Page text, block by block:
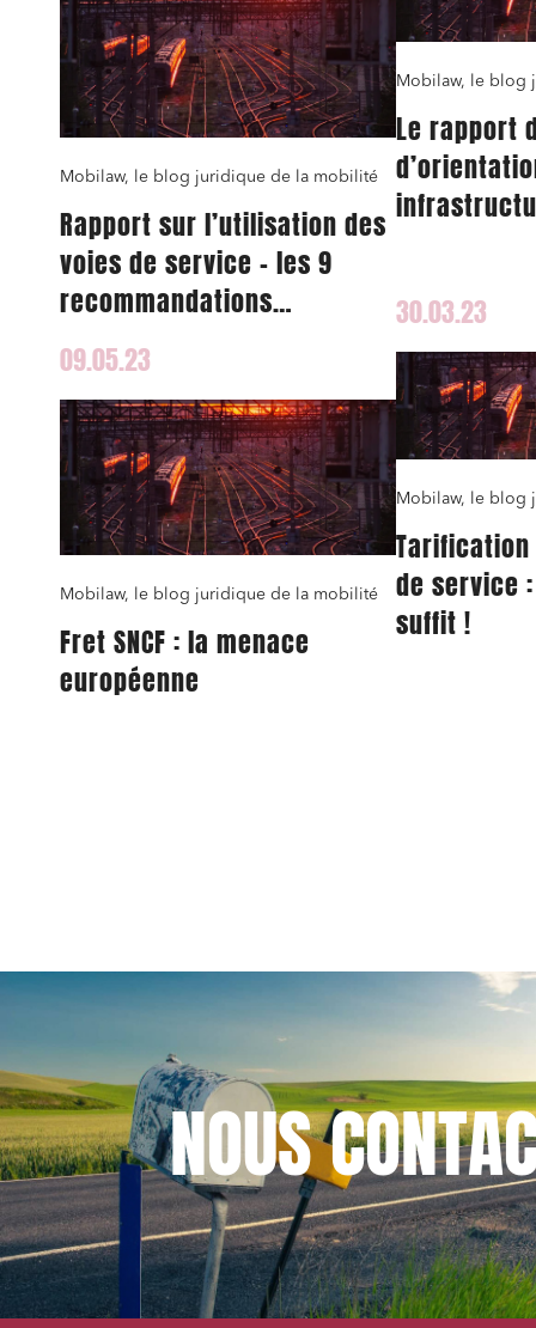
Mobilaw, le blog juridique de la mobilité
Rapport sur l’utilisation des
voies de service – les 9
recommandations
stratégiques de l’Autorité
de régulation des
transports
Mobilaw, le blog
Le rapport
lignes de
territoire
09.05.23
Mobilaw, le blog juridique de la mobilité
Fret SNCF : la menace
européenne
30.03.23
Mobilaw, le blog
de service
suffit !
NOUS